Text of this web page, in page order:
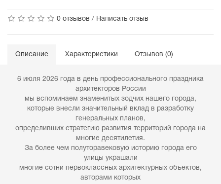
0 отзывов / Написать отзыв
Описание Характеристики Отзывов (0)
6 июля 2026 года в день профессионального праздника
архитекторов России
мы вспоминаем знаменитых зодчих нашего города,
которые внесли значительный вклад в разработку
генеральных планов,
определивших стратегию развития территорий города на
многие десятилетия.
За более чем полуторавековую историю города его
улицы украшали
многие сотни первоклассных архитектурных объектов,
авторами которых